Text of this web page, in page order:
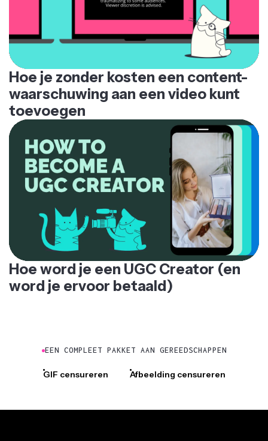
Hoe je zonder kosten een content-
waarschuwing aan een video kunt
toevoegen
Hoe word je een UGC Creator (en
word je ervoor betaald)